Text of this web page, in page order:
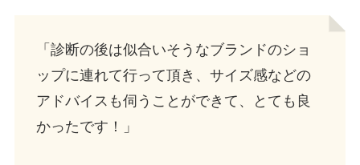
「診断の後は似合いそうなブランドのショ
ップに連れて行って頂き、サイズ感などの
アドバイスも伺うことができて、とても良
かったです！」